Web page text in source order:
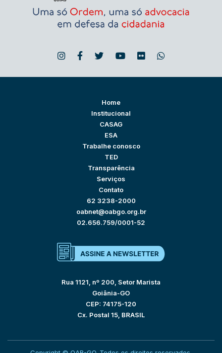
Home
Institucional
CASAG
ESA
Trabalhe conosco
TED
Transparência
Serviços
Contato
62 3238-2000
oabnet@oabgo.org.br
02.656.759/0001-52
Rua 1121, nº 200, Setor Marista
Goiânia-GO
CEP: 74175-120
Cx. Postal 15, BRASIL